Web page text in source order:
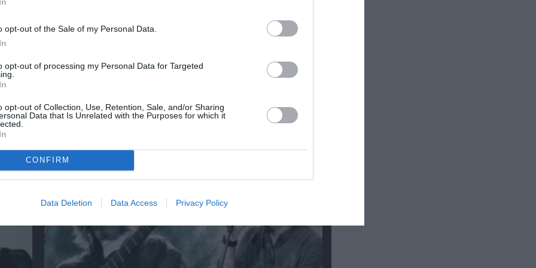
opt-out of the Sale of my Personal Data.
opt-out of processing my Personal Data for Targeted
opt-out of Collection, Use, Retention, Sale, and/or Sharing
Data that Is Unrelated with the Purposes for which it
CONFIRM
Data Deletion Data Access Privacy Policy